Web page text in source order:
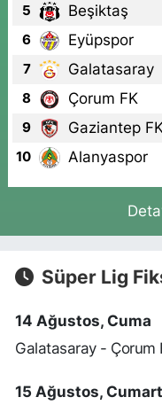
5 Beşiktaş
6 Eyüpspor
7 Galatasaray
8 Çorum FK
9 Gaziantep
10 Alanyaspor
Süper Lig
14 Ağustos, Cuma
Galatasaray - Çorum
15 Ağustos,